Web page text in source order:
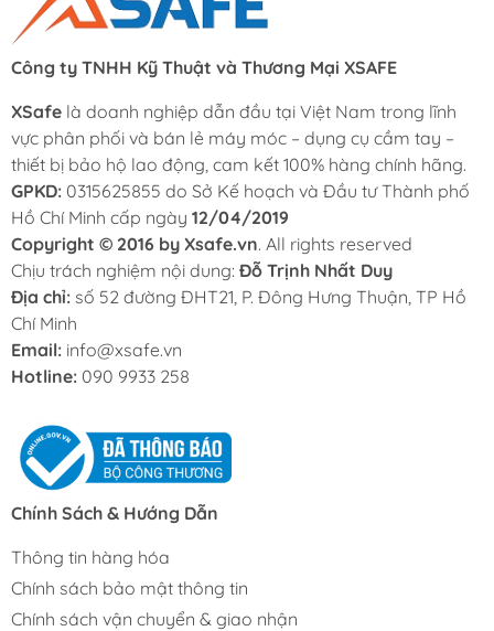
Công ty TNHH Kỹ Thuật và Thương Mại XSAFE
XSafe là doanh nghiệp dẫn đầu tại Việt Nam trong lĩnh
vực phân phối và bán lẻ máy móc – dụng cụ cầm tay –
thiết bị bảo hộ lao động, cam kết 100% hàng chính hãng.
GPKD: 0315625855 do Sở Kế hoạch và Đầu tư Thành phố
Hồ Chí Minh cấp ngày 12/04/2019
Copyright © 2016 by Xsafe.vn. All rights reserved
Chịu trách nghiệm nội dung: Đỗ Trịnh Nhất Duy
Địa chỉ: số 52 đường ĐHT21, P. Đông Hưng Thuận, TP Hồ
Chí Minh
Email: info@xsafe.vn
Hotline: 090 9933 258
Chính Sách & Hướng Dẫn
Thông tin hàng hóa
Chính sách bảo mật thông tin
Chính sách vận chuyển & giao nhận